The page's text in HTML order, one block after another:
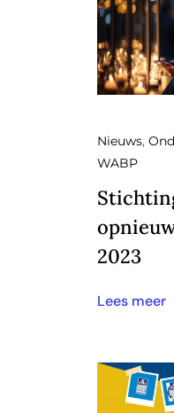
Nieuws,
WABP
2023
Lees meer